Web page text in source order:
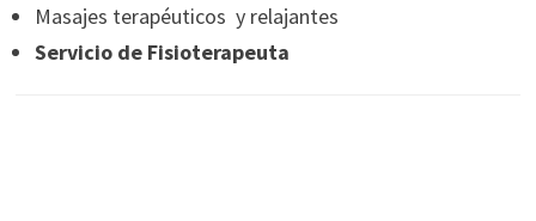
Masajes terapéuticos y relajantes
Servicio de Fisioterapeuta